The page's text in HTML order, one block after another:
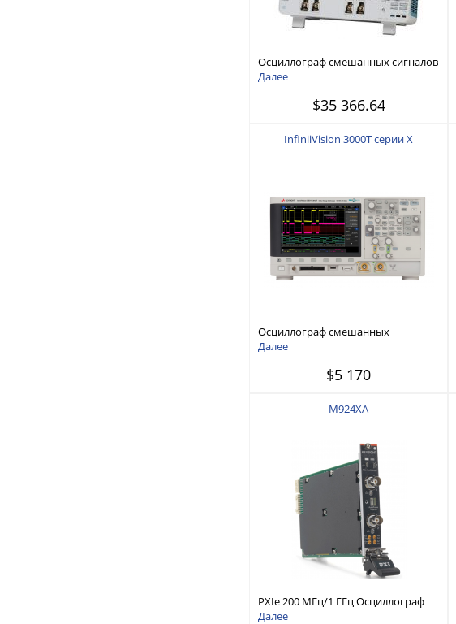
Осциллограф смешанных сигналов
MSO серия 6, 1 - 8 ГГц, 4 канала
Далее
$35 366.64
InfiniiVision 3000T серии X
Осциллограф смешанных
сигналов: 100 МГц/1 ГГц, 4
Далее
$5 170
M924XA
PXIe 200 МГц/1 ГГц Осциллограф
Далее